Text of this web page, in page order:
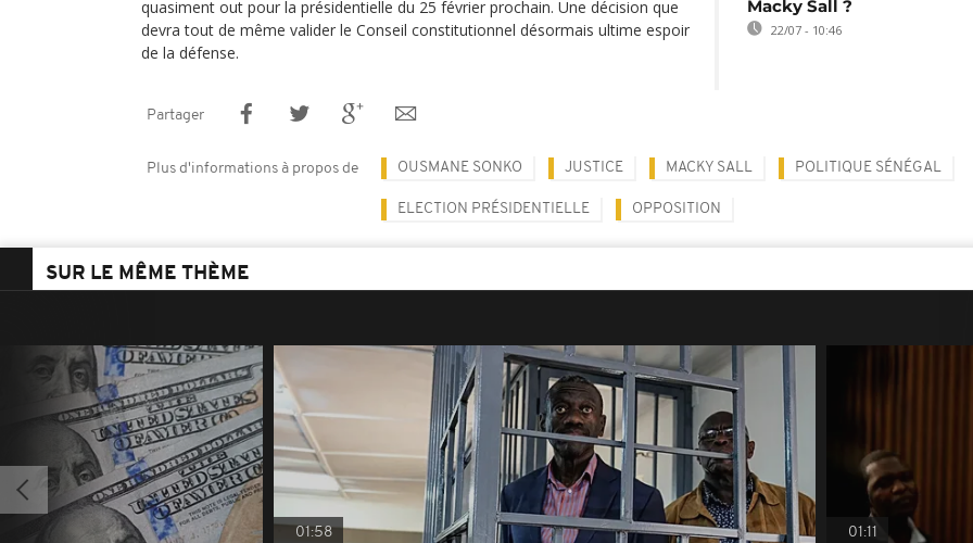
quasiment out pour la présidentielle du 25 février prochain. Une décision que
devra tout de même valider le Conseil constitutionnel désormais ultime espoir
de la défense.
Macky Sall ?
22/07 - 10:46
Partager
Plus d'informations à propos de OUSMANE SONKO JUSTICE MACKY SALL POLITIQUE SÉNÉGAL
ELECTION PRÉSIDENTIELLE OPPOSITION
SUR LE MÊME THÈME
01:58 01:11